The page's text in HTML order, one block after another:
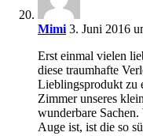
Mimi 3. Juni 2016
Erst einmal vielen
diese traumhafte
Lieblingsprodukt zu
Zimmer unseres
wunderbare
Auge ist, ist die so